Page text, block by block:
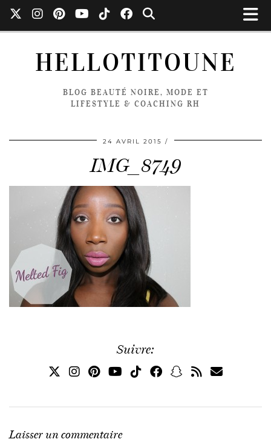
HELLOTITOUNE
BLOG BEAUTÉ NOIRE, MODE ET
LIFESTYLE & COACHING RH
24 AVRIL 2015
IMG_8749
Suivre:
Laisser un commentaire